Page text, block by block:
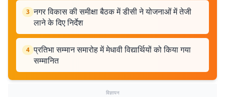
3 नगर विकास की समीक्षा बैठक में डीसी ने योजनाओं में तेजी
लाने के दिए निर्देश
4 प्रतिभा सम्मान समारोह में मेधावी विद्यार्थियों को किया गया
सम्मानित
विज्ञापन